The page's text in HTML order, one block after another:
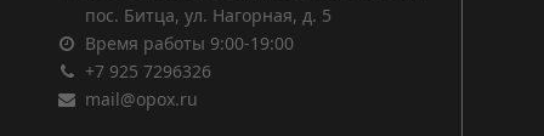
пос. Битца, ул. Нагорная, д. 5
Время работы 9:00-19:00
+7 925 7296326
mail@opox.ru